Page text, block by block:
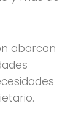
abarcan